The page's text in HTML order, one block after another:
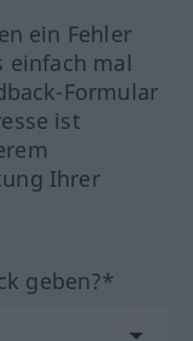
ein Fehler
einfach mal
Formular
ist
Ihrer
geben?*